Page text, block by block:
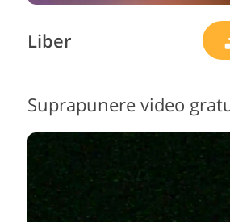
Liber